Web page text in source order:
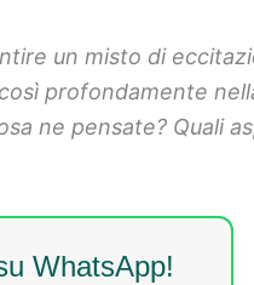
un misto di
profondamente
ne pensate? Quali
WhatsApp!